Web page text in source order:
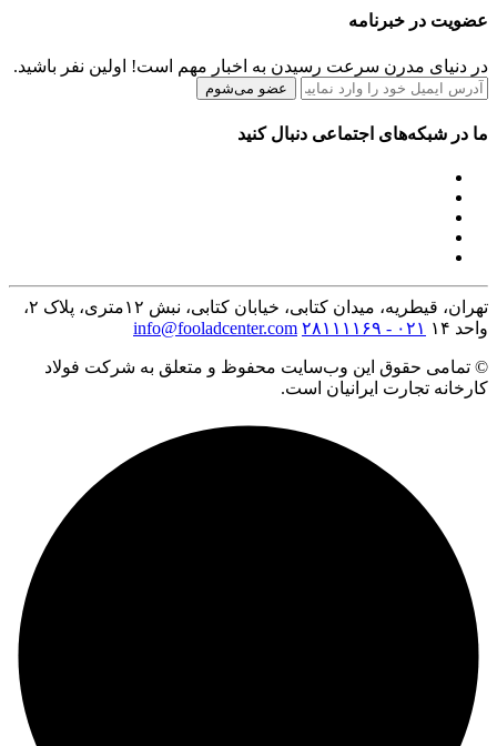
عضویت در خبرنامه
در دنیای مدرن سرعت رسیدن به اخبار مهم است! اولین نفر باشید.
عضو می‌شوم
ما در شبکه‌های اجتماعی دنبال کنید
تهران، قیطریه، میدان کتابی، خیابان کتابی، نبش ۱۲متری، پلاک ۲،
واحد ۱۴
۰۲۱ - ۲۸۱۱۱۱۶۹ info@fooladcenter.com
© تمامی حقوق این وب‌سایت محفوظ و متعلق به شرکت فولاد
کارخانه تجارت ایرانیان است.